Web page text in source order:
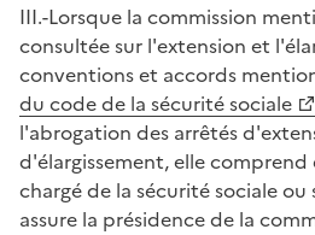
III.-Lorsque la commission
consultée sur l'extension et
conventions et accords
du code de la sécurité sociale
l'abrogation des arrêtés
d'élargissement, elle
chargé de la sécurité sociale
assure la présidence de la